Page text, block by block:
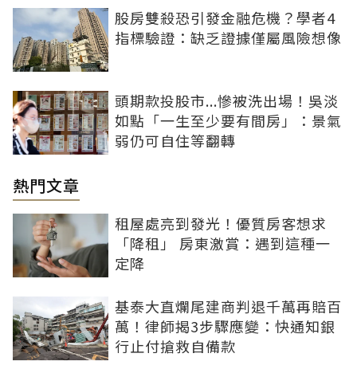
股房雙殺恐引發金融危機？學者4
指標驗證：缺乏證據僅屬風險想像
頭期款投股市...慘被洗出場！吳淡
如點「一生至少要有間房」：景氣
弱仍可自住等翻轉
熱門文章
租屋處亮到發光！優質房客想求
「降租」 房東激賞：遇到這種一
定降
基泰大直爛尾建商判退千萬再賠百
萬！律師揭3步驟應變：快通知銀
行止付搶救自備款